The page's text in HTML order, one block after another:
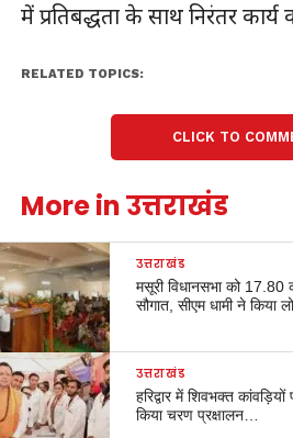
में प्रतिबद्धता के साथ निरंतर कार्य
RELATED TOPICS:
CLICK TO
More in उत्तराखंड
उत्तराखंड
मसूरी विधानसभा को
सौगात, सीएम धामी ने किया
उत्तराखंड
हरिद्वार में शिवभक्त कांवड़ियों
किया चरण प्रक्षालन…